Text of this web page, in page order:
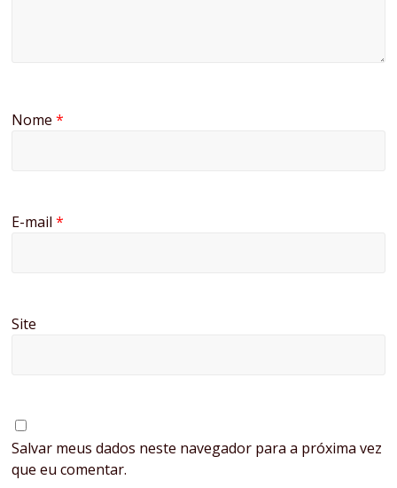
Nome*
E-mail*
Site
Salvar meus dados neste navegador para a próxima vez
que eu comentar.